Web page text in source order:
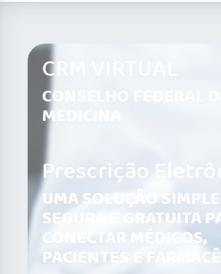
CRM VIRTUAL
CONSELHO FEDERAL DE
MEDICINA
Prescrição
UMA SOLUÇÃO
SEGURA E GRATUITA
CONECTAR MÉDICOS,
PACIENTES E